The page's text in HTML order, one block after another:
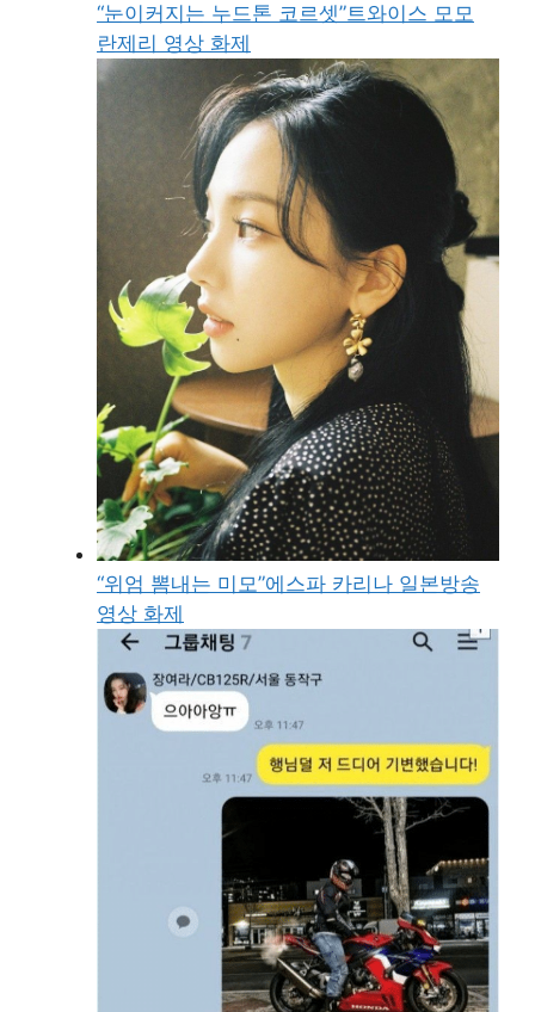
“눈이커지는 누드톤 코르셋”트와이스 모모
란제리 영상 화제
“위엄 뽐내는 미모”에스파 카리나 일본방송
영상 화제